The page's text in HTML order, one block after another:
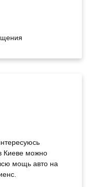
Киеве можно
мощь авто на